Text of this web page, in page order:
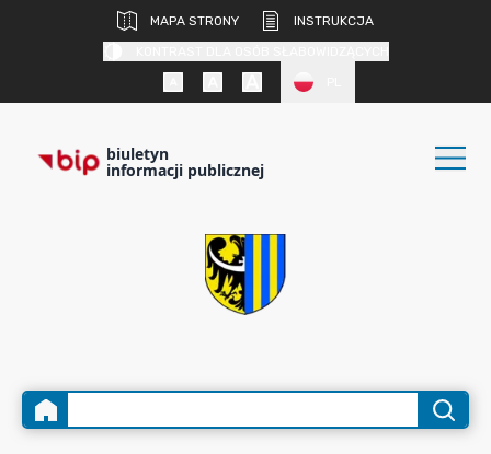
MAPA STRONY
INSTRUKCJA
biuletyn
informacji publicznej